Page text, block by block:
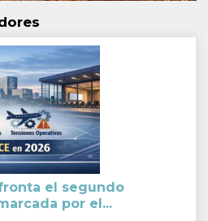
el segundo
por el...